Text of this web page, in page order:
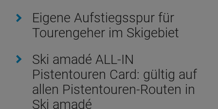
Eigene Aufstiegsspur für
Tourengeher im Skigebiet
Ski amadé ALL-IN
Pistentouren Card: gültig auf
allen Pistentouren-Routen in
Ski amadé